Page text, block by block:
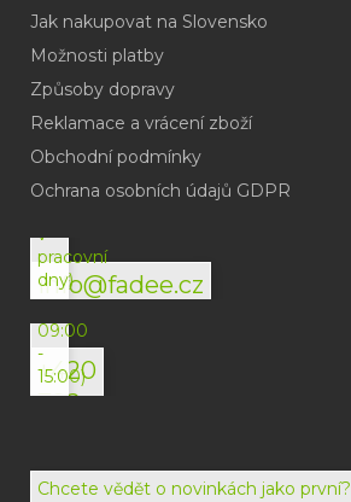
Jak nakupovat na Slovensko
Možnosti platby
Způsoby dopravy
Reklamace a vrácení zboží
Obchodní podmínky
Ochrana osobních údajů GDPR
info@fadee.cz
(odpověď
do
v
pracovní
dny)
+420
792
072
(Po-
09:00
-
15:00)
Chcete vědět o novinkách jako první?